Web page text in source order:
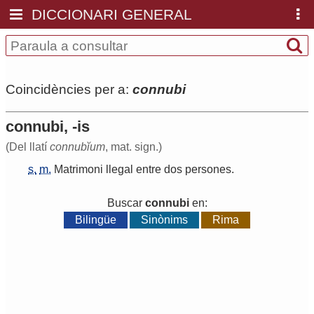
DICCIONARI GENERAL
Coincidències per a: connubi
connubi, -is
(Del llatí connubĭum, mat. sign.)
s. m. Matrimoni llegal entre dos persones.
Buscar connubien:
Bilingüe
Sinònims Rima